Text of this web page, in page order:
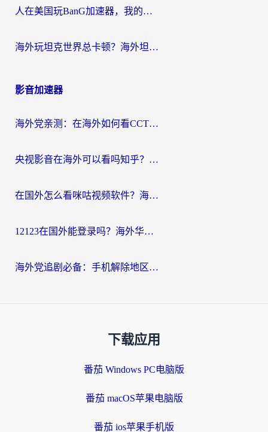
人在美国玩BanG加速器，我的延迟终于绿了
海外玩坦克世界总卡顿？海外坦克世界加速器有哪些？实测好用的选择在这里
影音加速器
海外党亲测：在海外如何看CCTV？告别“仅限大陆播放”的实用指南
央视影音在海外可以看吗知乎？留学生亲测：3步解决地域限制+追剧自由
在国外怎么看咪咕视频软件？海外党亲测有效的回国加速方案
12123在国外能登录吗？海外华人必看的回国加速实用指南
海外党追剧必备：手机解除地区限制app怎么选？解决央视视频&国内剧地区限制全指南
下载应用
番茄 Windows PC电脑版
番茄 macOS苹果电脑版
番茄 ios苹果手机版